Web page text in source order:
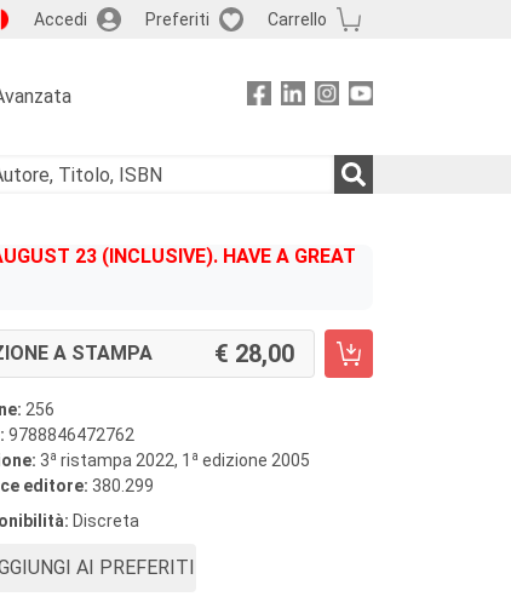
Accedi Preferiti Carrello
23 (INCLUSIVE). HAVE A GREAT
A STAMPA 28,00
256
9788846472762
3a ristampa 2022, 1 a edizione 2005
editore: 380.299
Discreta
AI PREFERITI